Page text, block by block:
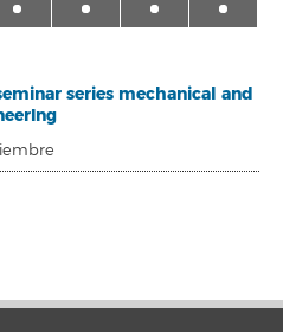
series mechanical and